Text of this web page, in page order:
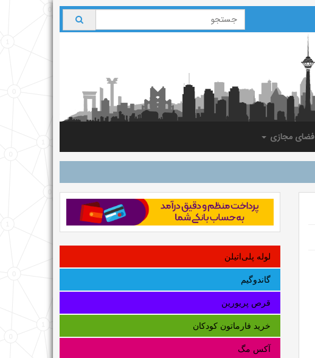
فضای مجازی
لوله‌ پلی‌اتیلن
گاندوگیم
قرص پریورین
خرید فارماتون کودکان
آکس مگ